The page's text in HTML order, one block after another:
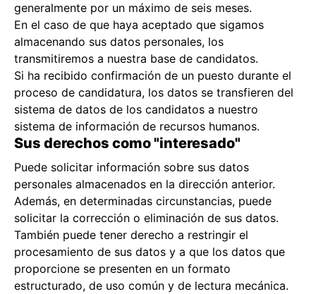
generalmente por un máximo de seis meses.
En el caso de que haya aceptado que sigamos
almacenando sus datos personales, los
transmitiremos a nuestra base de candidatos.
Si ha recibido confirmación de un puesto durante el
proceso de candidatura, los datos se transfieren del
sistema de datos de los candidatos a nuestro
sistema de información de recursos humanos.
Sus derechos como "interesado"
Puede solicitar información sobre sus datos
personales almacenados en la dirección anterior.
Además, en determinadas circunstancias, puede
solicitar la corrección o eliminación de sus datos.
También puede tener derecho a restringir el
procesamiento de sus datos y a que los datos que
proporcione se presenten en un formato
estructurado, de uso común y de lectura mecánica.